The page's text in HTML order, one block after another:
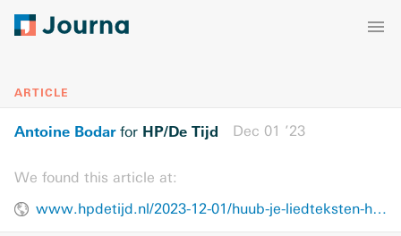
ARTICLE
Antoine Bodarfor HP/De Tijd Dec 01 ’23
We found this article at:
www.hpdetijd.nl/2023-12-01/huub-je-liedteksten-hebben-bijgedragen-aan-verbroedering-tussen-katholieken-en-protestanten/